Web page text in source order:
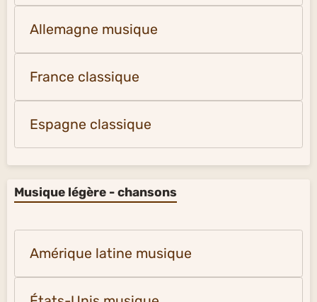
Allemagne musique
France classique
Espagne classique
Musique légère - chansons
Amérique latine musique